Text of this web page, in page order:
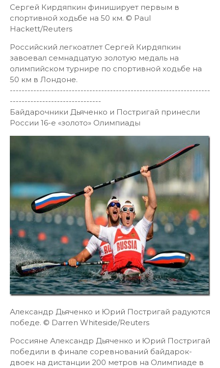
Сергей Кирдяпкин финиширует первым в
спортивной ходьбе на 50 км. © Paul
Hackett/Reuters
Российский легкоатлет Сергей Кирдяпкин
завоевал семнадцатую золотую медаль на
олимпийском турнире по спортивной ходьбе на
50 км в Лондоне.
--------------------------------------------------------------------
-------------------------------
Байдарочники Дьяченко и Постригай принесли
России 16-е «золото» Олимпиады
Александр Дьяченко и Юрий Постригай радуются
победе. © Darren Whiteside/Reuters
Россияне Александр Дьяченко и Юрий Постригай
победили в финале соревнований байдарок-
двоек на дистанции 200 метров на Олимпиаде в